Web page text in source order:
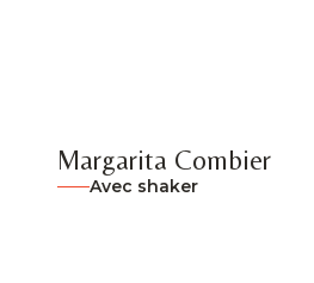
Margarita Combier
Avec shaker